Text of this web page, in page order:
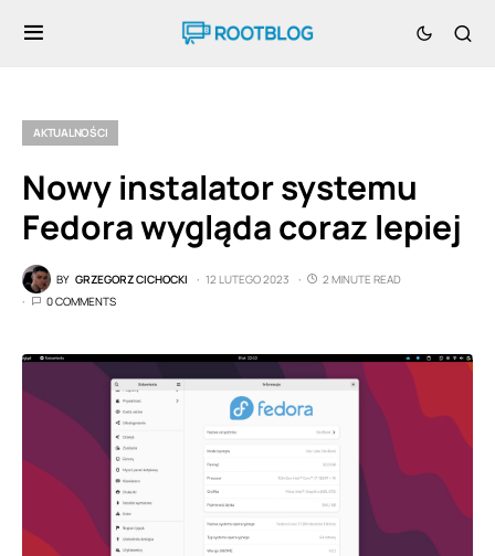
AKTUALNOŚCI
Nowy instalator systemu
Fedora wygląda coraz lepiej
BY GRZEGORZ CICHOCKI 12 LUTEGO 2023
2 MINUTE READ
0 COMMENTS